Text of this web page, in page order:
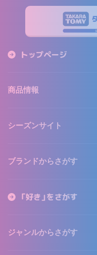
トップページ
商品情報
シーズンサイト
ブランドからさがす
「好き」をさがす
ジャンルからさがす